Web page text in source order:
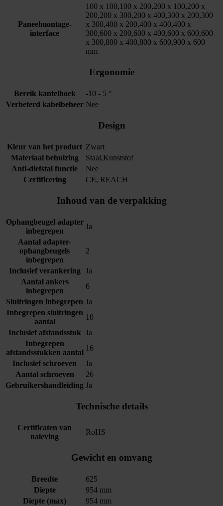
Paneelmontage-
interface
100 x 100,100 x 200,200 x 100,200 x
200,200 x 300,200 x 400,300 x 200,300
x 300,400 x 200,400 x 400,400 x
300,600 x 200,600 x 400,600 x 600,600
x 300,800 x 400,800 x 600,900 x 600
mm
Ergonomie
Bereik kantelhoek
-10 - 5 °
Verbeterd kabelbeheer Nee
Design
Kleur van het product Zwart
Materiaal behuizing
Staal,Kunststof
Anti-diefstal functie
Nee
Certificering
CE, REACH
Inhoud van de verpakking
Ophangbeugel adapter
inbegrepen
Ja
Aantal adapter-
ophangbeugels
inbegrepen
2
Inclusief verankering
Ja
Aantal ankers
inbegrepen
6
Sluitringen inbegrepen Ja
Inbegrepen sluitringen
aantal
10
Inclusief afstandsstuk Ja
Inbegrepen
afstandsstukken aantal
16
Inclusief schroeven
Ja
Aantal schroeven
26
Gebruikershandleiding Ja
Technische details
Certificaten van
naleving
RoHS
Gewicht en omvang
Breedte
625
Diepte
954 mm
Diepte (max)
954 mm